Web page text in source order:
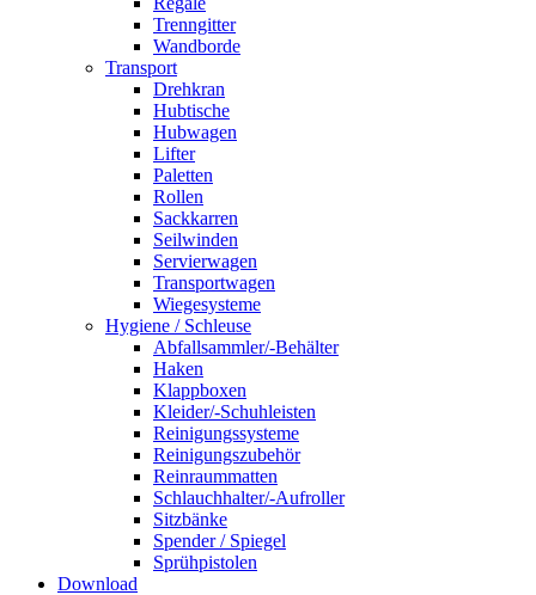
Trenngitter
Wandborde
Transport
Drehkran
Hubtische
Hubwagen
Lifter
Paletten
Rollen
Sackkarren
Seilwinden
Servierwagen
Transportwagen
Wiegesysteme
Hygiene / Schleuse
Abfallsammler/-Behälter
Haken
Klappboxen
Kleider/-Schuhleisten
Reinigungssysteme
Reinigungszubehör
Reinraummatten
Schlauchhalter/-Aufroller
Sitzbänke
Spender / Spiegel
Sprühpistolen
Download